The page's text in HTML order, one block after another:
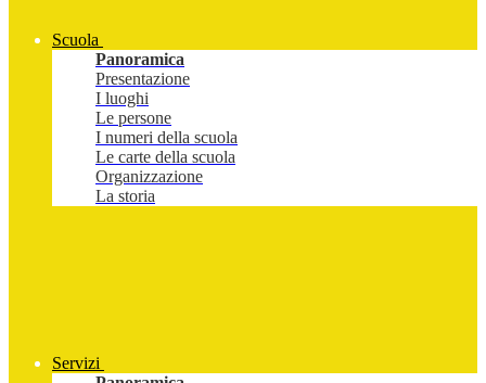
Scuola
Panoramica
Presentazione
I luoghi
Le persone
I numeri della scuola
Le carte della scuola
Organizzazione
La storia
Servizi